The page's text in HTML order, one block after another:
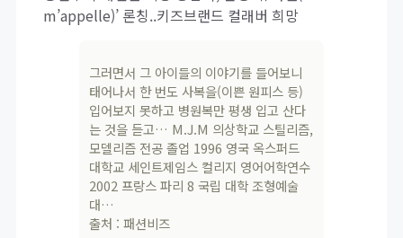
m’appelle)’ 론칭..키즈브랜드 컬래버 희망
그러면서 그 아이들의 이야기를 들어보니
태어나서 한 번도 사복을(이쁜 원피스 등)
입어보지 못하고 병원복만 평생 입고 산다
는 것을 듣고… M.J.M 의상학교 스틸리즘,
모델리즘 전공 졸업 1996 영국 옥스퍼드
대학교 세인트제임스 컬리지 영어어학연수
2002 프랑스 파리 8 국립 대학 조형예술
대…
출처 : 패션비즈